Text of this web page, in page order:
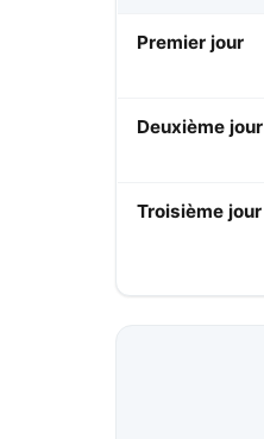
Premier jour
Deuxième jour
Troisième jour